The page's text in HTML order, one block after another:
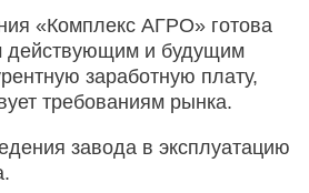
«Комплекс АГРО» готова
действующим и будущим
заработную плату,
требованиям рынка.
завода в эксплуатацию